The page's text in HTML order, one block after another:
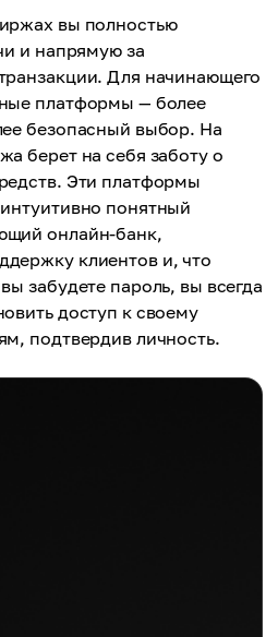
вы полностью
и напрямую за
Для начинающего
платформы — более
безопасный выбор. На
берет на себя заботу о
Эти платформы
понятный
онлайн-банк,
клиентов и, что
забудете пароль, вы всегда
доступ к своему
подтвердив личность.